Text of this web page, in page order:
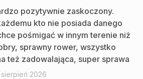
pozytywnie zaskoczony.
kto nie posiada danego
pośmigać w innym terenie niż
sprawny rower, wszystko
też zadowalająca, super sprawa
sierpień 2026